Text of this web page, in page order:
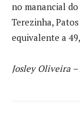
no manancial do
Terezinha,
equivalente a
Josley Oliveira